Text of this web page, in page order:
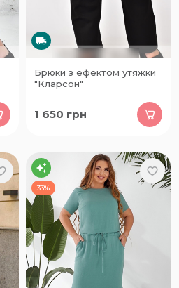
Брюки з ефектом утяжки
"Кларсон"
1 650 грн
33%